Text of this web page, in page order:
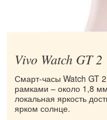
Vivo Watch GT 2
Смарт-часы Watch GT
рамками – около 1,8
локальная яркость
ярком солнце.